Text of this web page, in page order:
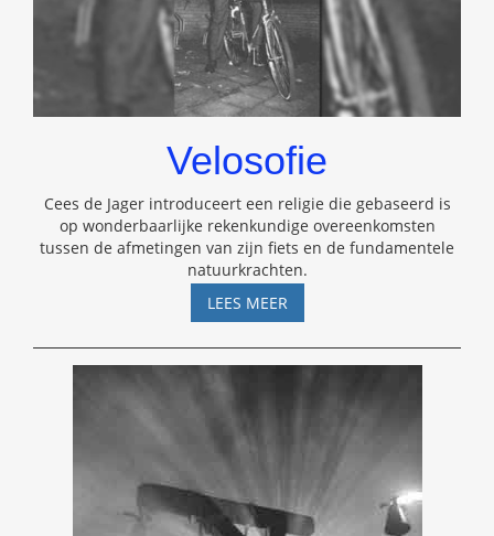
Velosofie
Cees de Jager introduceert een religie die gebaseerd is
op wonderbaarlijke rekenkundige overeenkomsten
tussen de afmetingen van zijn fiets en de fundamentele
natuurkrachten.
LEES MEERVELOSOFIE